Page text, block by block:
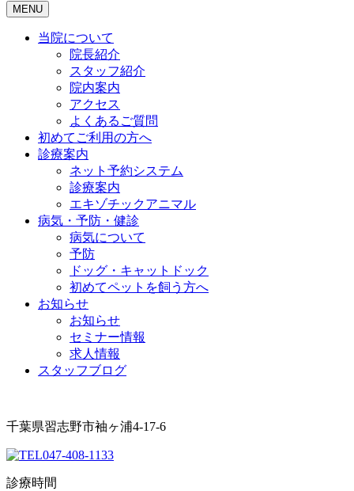
MENU
当院について
院長紹介
スタッフ紹介
院内案内
アクセス
よくあるご質問
初めてご利用の方へ
診療案内
ネット予約システム
診療案内
エキゾチックアニマル
病気・予防・健診
病気について
予防
ドッグ・キャットドック
初めてペットを飼う方へ
お知らせ
お知らせ
セミナー情報
求人情報
スタッフブログ
千葉県習志野市袖ヶ浦4-17-6
047-408-1133
診療時間